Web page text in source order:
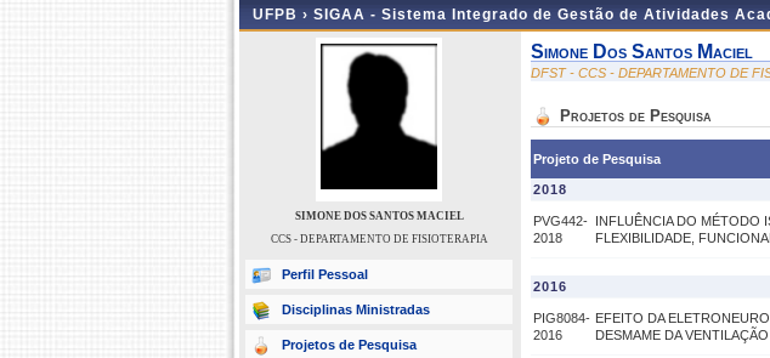
UFPB › SIGAA - Sistema Integrado de Gestão de Atividades
SIMONE DOS SANTOS MACIEL
CCS - DEPARTAMENTO DE FISIOTERAPIA
Perfil Pessoal
Disciplinas Ministradas
Projetos de Pesquisa
Simone Dos Santos Maciel
DFST - CCS - DEPARTAMENTO DE
Projetos de Pesquisa
Projeto de Pesquisa
2018
PVG442-
2018
INFLUÊNCIA DO MÉTODO
FLEXIBILIDADE,
2016
PIG8084-
2016
EFEITO DA
DESMAME DA